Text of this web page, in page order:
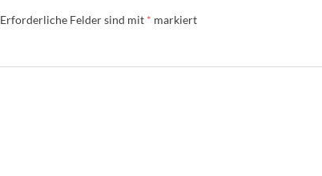
Erforderliche Felder sind mit * markiert